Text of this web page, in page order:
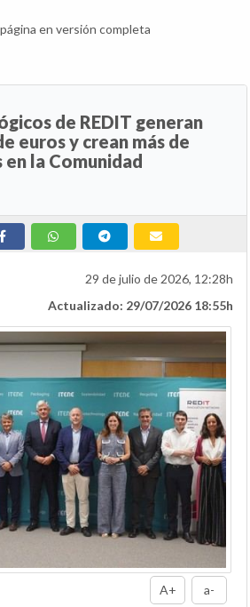
en versión completa
de REDIT generan
euros y crean más de
la Comunidad
29 de julio de 2026, 12:28h
Actualizado: 29/07/2026 18:55h
A+ a-